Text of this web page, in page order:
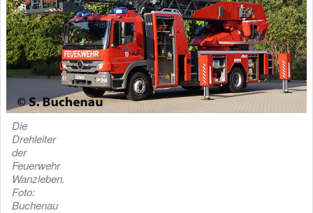
Die
Drehleiter
der
Feuerwehr
Wanzleben.
Foto:
Buchenau